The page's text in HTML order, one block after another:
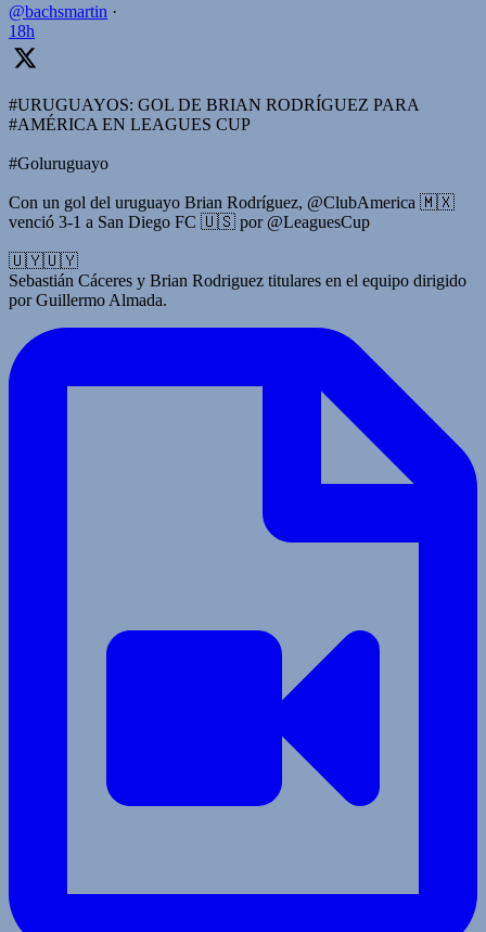
@bachsmartin ·
18h
#URUGUAYOS: GOL DE BRIAN RODRÍGUEZ PARA
#AMÉRICA EN LEAGUES CUP
#Goluruguayo
Con un gol del uruguayo Brian Rodríguez, @ClubAmerica 🇲🇽
venció 3-1 a San Diego FC 🇺🇸 por @LeaguesCup
🇺🇾🇺🇾
Sebastián Cáceres y Brian Rodriguez titulares en el equipo dirigido
por Guillermo Almada.